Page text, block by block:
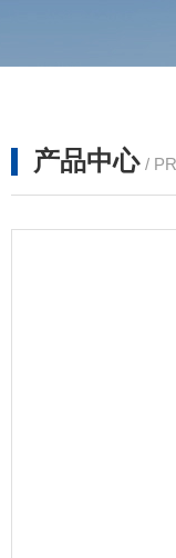
产品中心 /